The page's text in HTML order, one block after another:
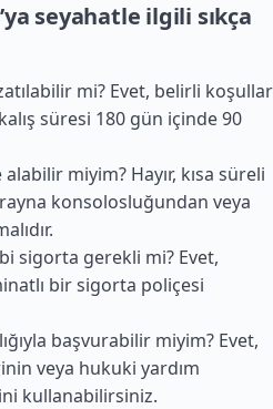
seyahatle ilgili sıkça
mi? Evet, belirli koşullar
süresi 180 gün içinde 90
alabilir miyim? Hayır, kısa süreli
konsolosluğundan veya
sigorta gerekli mi? Evet,
bir sigorta poliçesi
başvurabilir miyim? Evet,
veya hukuki yardım
kullanabilirsiniz.